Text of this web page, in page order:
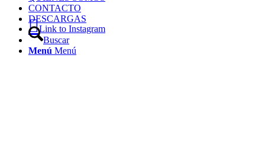
Link to Instagram
CONTACTO
DESCARGAS
Buscar
Menú Menú